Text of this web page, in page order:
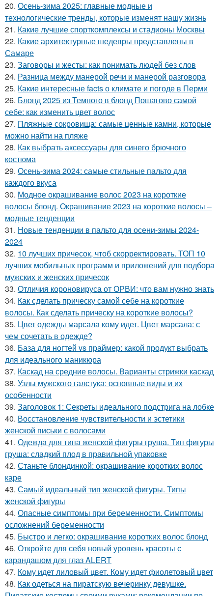
20. Осень-зима 2025: главные модные и
технологические тренды, которые изменят нашу жизнь
21. Какие лучшие спорткомплексы и стадионы Москвы
22. Какие архитектурные шедевры представлены в
Самаре
23. Заговоры и жесты: как понимать людей без слов
24. Разница между манерой речи и манерой разговора
25. Какие интересные facts о климате и погоде в Перми
26. Блонд 2025 из Темного в блонд Пошагово самой
себе: как изменить цвет волос
27. Пляжные сокровища: самые ценные камни, которые
можно найти на пляже
28. Как выбрать аксессуары для синего брючного
костюма
29. Осень-зима 2024: самые стильные пальто для
каждого вкуса
30. Модное окрашивание волос 2023 на короткие
волосы блонд. Окрашивание 2023 на короткие волосы –
модные тенденции
31. Новые тенденции в пальто для осени-зимы 2024-
2024
32. 10 лучших причесок, чтоб скорректировать. ТОП 10
лучших мобильных программ и приложений для подбора
мужских и женских причесок
33. Отличия короновируса от ОРВИ: что вам нужно знать
34. Как сделать прическу самой себе на короткие
волосы. Как сделать прическу на короткие волосы?
35. Цвет одежды марсала кому идет. Цвет марсала: с
чем сочетать в одежде?
36. База для ногтей vs праймер: какой продукт выбрать
для идеального маникюра
37. Каскад на средние волосы. Варианты стрижки каскад
38. Узлы мужского галстука: основные виды и их
особенности
39. Заголовок 1: Секреты идеального подстрига на лобке
40. Восстановление чувствительности и эстетики
женской письки с волосами
41. Одежда для типа женской фигуры груша. Тип фигуры
груша: сладкий плод в правильной упаковке
42. Станьте блондинкой: окрашивание коротких волос
каре
43. Самый идеальный тип женской фигуры. Типы
женской фигуры
44. Опасные симптомы при беременности. Симптомы
осложнений беременности
45. Быстро и легко: окрашивание коротких волос блонд
46. Откройте для себя новый уровень красоты с
карандашом для глаз ALERT
47. Кому идет лиловый цвет. Кому идет фиолетовый цвет
48. Как одеться на пиратскую вечеринку девушке.